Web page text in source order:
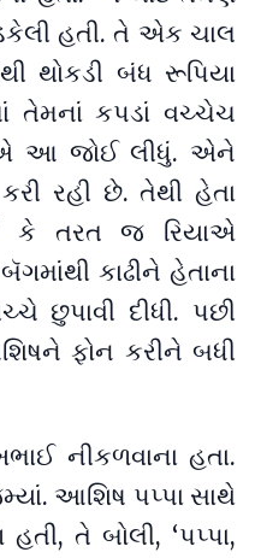
હતી. તે એક ચાલ
થોકડી બંધ રૂપિયા
તેમનાં કપડાં વચ્ચેચ
આ જોઈ લીધું. એને
રહી છે. તેથી હેતા
કે તરત જ રિયાએ
કાઢીને હેતાના
છુપાવી દીધી. પછી
ફોન કરીને બધી
નીકળવાના હતા.
આશિષ પપ્પા સાથે
તે બોલી, ‘પપ્પા,